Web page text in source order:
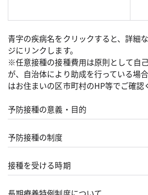
青字の疾病名をクリックすると、詳細
ジにリンクします。
※任意接種の接種費用は原則として自
が、自治体により助成を行っている場
はお住まいの区市町村のHP等でご確認
予防接種の意義・目的
予防接種の制度
接種を受ける時期